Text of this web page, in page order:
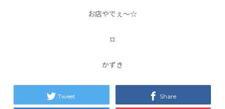
お店やでぇ〜☆
¤
かずき
Tweet Share